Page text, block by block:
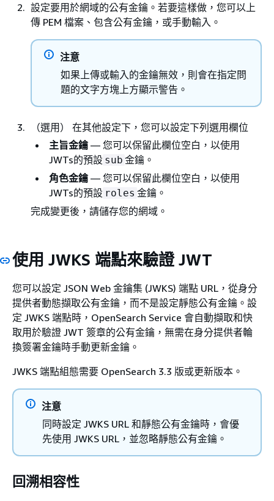
設定要用於網域的公有金鑰。若要這樣做，您可以上
傳 PEM 檔案、包含公有金鑰，或手動輸入。
注意
如果上傳或輸入的金鑰無效，則會在指定問
題的文字方塊上方顯示警告。
（選用） 在其他設定下，您可以設定下列選用欄位
主旨金鑰 — 您可以保留此欄位空白，以使用
JWTs的預設 sub 金鑰。
角色金鑰 — 您可以保留此欄位空白，以使用
JWTs的預設 roles 金鑰。
完成變更後，請儲存您的網域。
使用 JWKS 端點來驗證 JWT
您可以設定 JSON Web 金鑰集 (JWKS) 端點 URL，從身分
提供者動態擷取公有金鑰，而不是設定靜態公有金鑰。設
定 JWKS 端點時，OpenSearch Service 會自動擷取和快
取用於驗證 JWT 簽章的公有金鑰，無需在身分提供者輪
換簽署金鑰時手動更新金鑰。
JWKS 端點組態需要 OpenSearch 3.3 版或更新版本。
注意
同時設定 JWKS URL 和靜態公有金鑰時，會優
先使用 JWKS URL，並忽略靜態公有金鑰。
回溯相容性